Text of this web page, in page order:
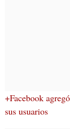
+Facebook
sus usuarios